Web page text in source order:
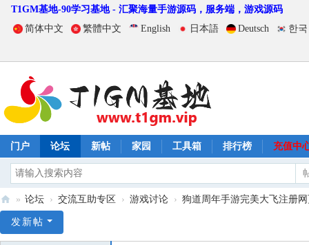
T1GM基地-90学习基地 - 汇聚海量手游源码，服务端，游戏源码
简体中文
繁體中文 English 日本語 Deutsch 한
门户 论坛 新帖 家园 工具箱 排行榜 充值中
1
» 论坛 › 交流互助专区 › 游戏讨论 › 狗道周年手游完美大飞注册
发新帖